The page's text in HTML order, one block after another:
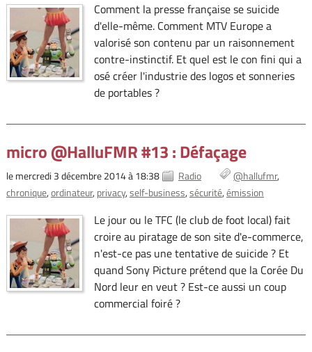
Comment la presse française se suicide
d'elle-même. Comment MTV Europe a
valorisé son contenu par un raisonnement
contre-instinctif. Et quel est le con fini qui a
osé créer l'industrie des logos et sonneries
de portables ?
micro @HalluFMR #13 : Défaçage
le mercredi 3 décembre 2014 à 18:38 Radio
@hallufmr
chronique ordinateur privacy self-business sécurité émission
Le jour ou le TFC (le club de foot local) fait
croire au piratage de son site d'e-commerce,
n'est-ce pas une tentative de suicide ? Et
quand Sony Picture prétend que la Corée Du
Nord leur en veut ? Est-ce aussi un coup
commercial foiré ?